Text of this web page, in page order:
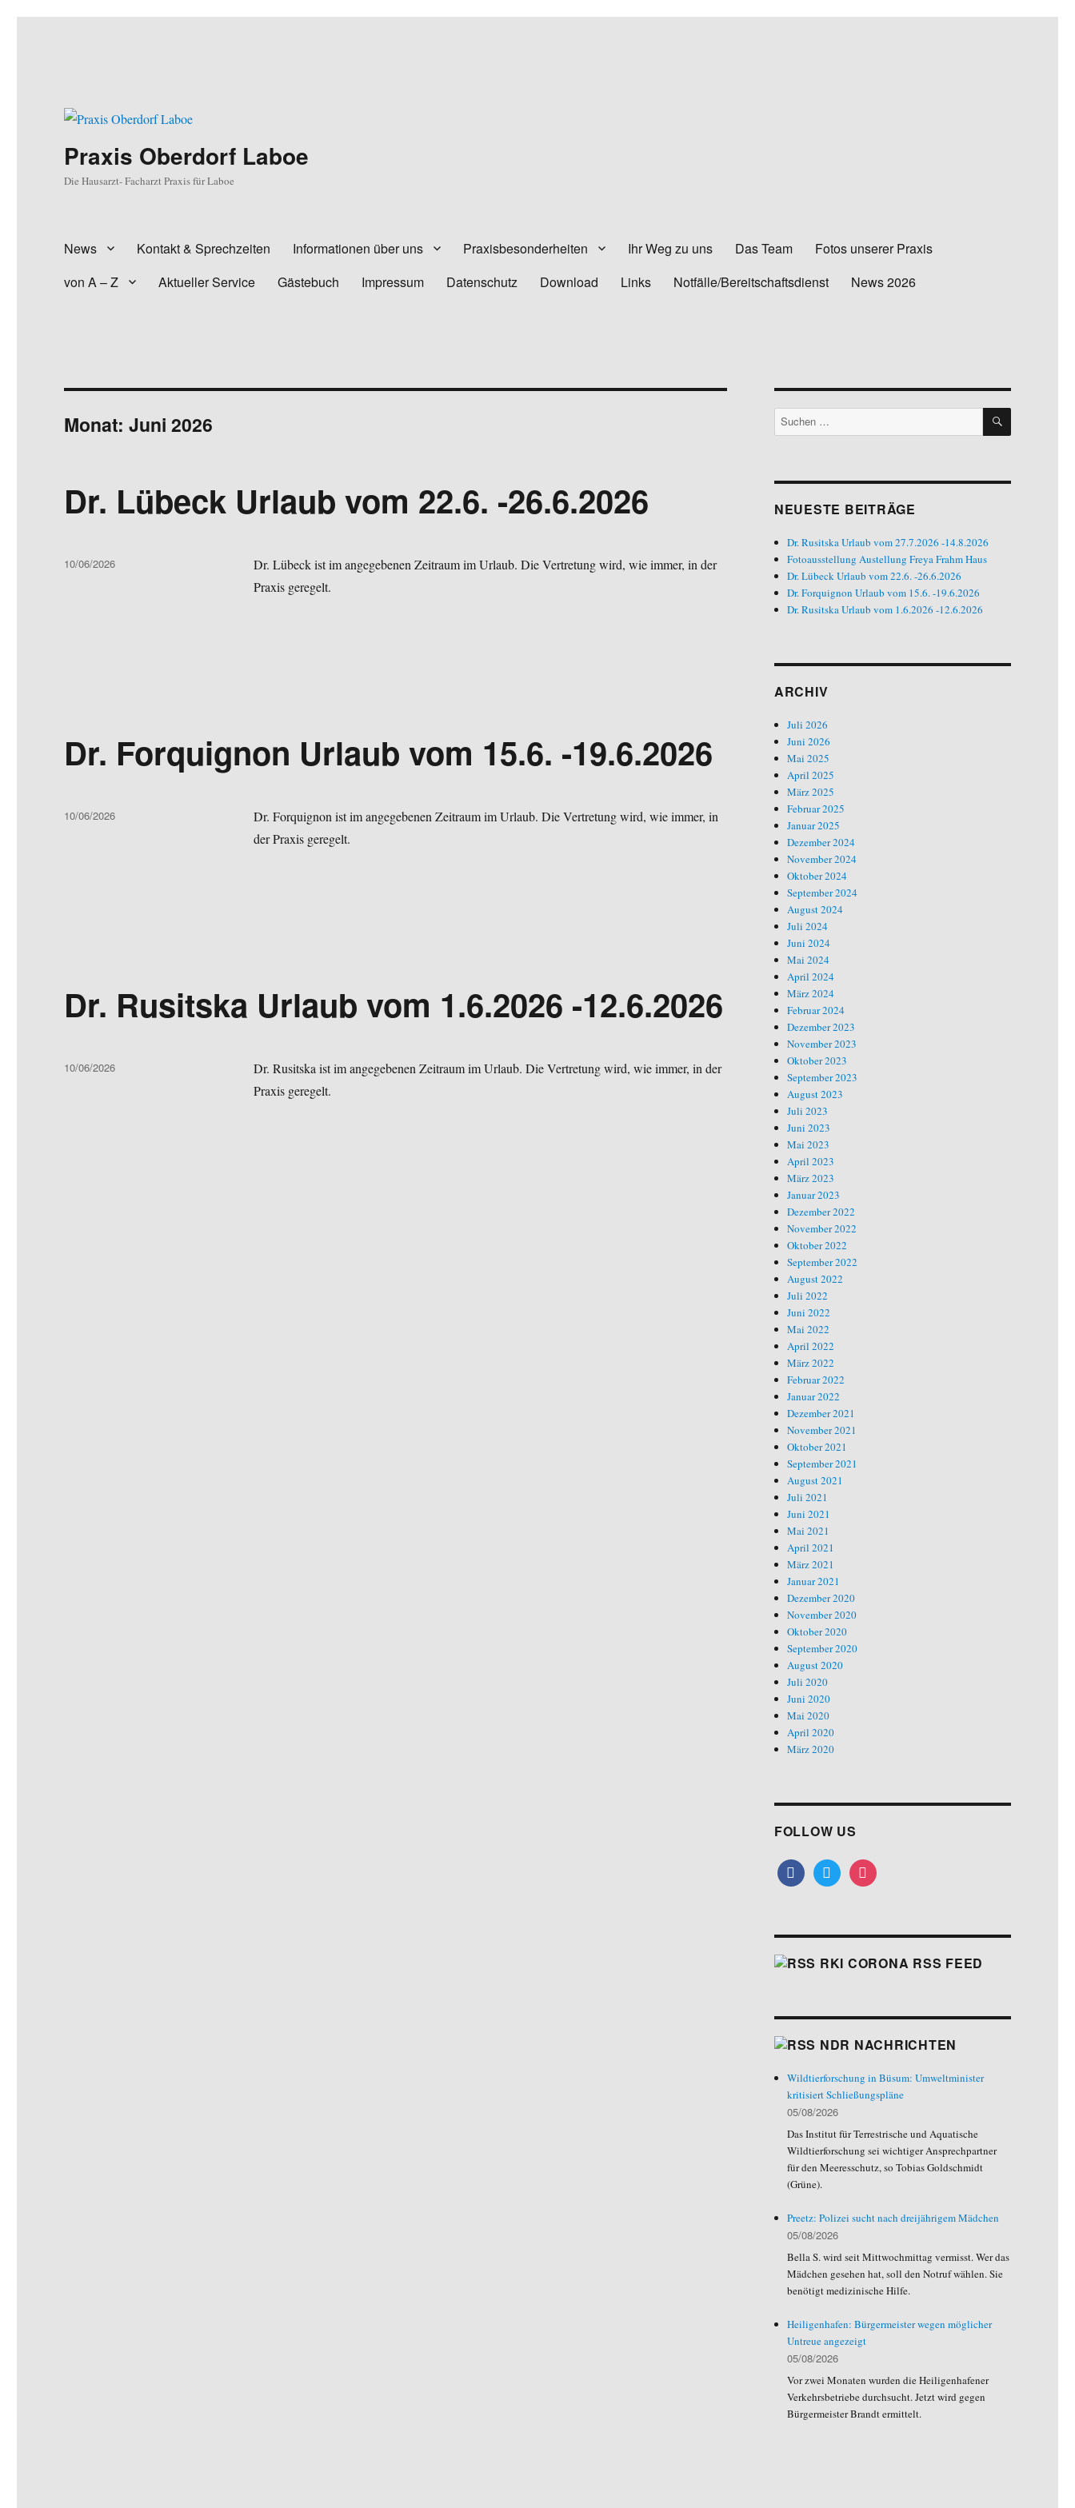
Praxis Oberdorf Laboe
Die Hausarzt- Facharzt Praxis für Laboe
News Kontakt & Sprechzeiten Informationen über uns Praxisbesonderheiten Ihr Weg zu uns Das Team
Fotos unserer Praxis
von A – Z
Aktueller Service Gästebuch Impressum Datenschutz Download Links Notfälle/Bereitschaftsdienst News 2026
Monat:Juni 2026
Dr. Lübeck Urlaub vom 22.6. -26.6.2026
Dr. Lübeck ist im angegebenen Zeitraum im Urlaub. Die Vertretung wird, wie immer, in der
Praxis geregelt.
Veröffentlicht
10/06/2026
Dr. Forquignon Urlaub vom 15.6. -19.6.2026
Dr. Forquignon ist im angegebenen Zeitraum im Urlaub. Die Vertretung wird, wie immer, in
der Praxis geregelt.
Veröffentlicht
10/06/2026
Dr. Rusitska Urlaub vom 1.6.2026 -12.6.2026
Dr. Rusitska ist im angegebenen Zeitraum im Urlaub. Die Vertretung wird, wie immer, in der
Praxis geregelt.
Veröffentlicht
10/06/2026
Suchen
nach:
SUCHEN
NEUESTE BEITRÄGE
Dr. Rusitska Urlaub vom 27.7.2026 -14.8.2026
Fotoausstellung Austellung Freya Frahm Haus
Dr. Lübeck Urlaub vom 22.6. -26.6.2026
Dr. Forquignon Urlaub vom 15.6. -19.6.2026
Dr. Rusitska Urlaub vom 1.6.2026 -12.6.2026
ARCHIV
Juli 2026
Juni 2026
Mai 2025
April 2025
März 2025
Februar 2025
Januar 2025
Dezember 2024
November 2024
Oktober 2024
September 2024
August 2024
Juli 2024
Juni 2024
Mai 2024
April 2024
März 2024
Februar 2024
Dezember 2023
November 2023
Oktober 2023
September 2023
August 2023
Juli 2023
Juni 2023
Mai 2023
April 2023
März 2023
Januar 2023
Dezember 2022
November 2022
Oktober 2022
September 2022
August 2022
Juli 2022
Juni 2022
Mai 2022
April 2022
März 2022
Februar 2022
Januar 2022
Dezember 2021
November 2021
Oktober 2021
September 2021
August 2021
Juli 2021
Juni 2021
Mai 2021
April 2021
März 2021
Januar 2021
Dezember 2020
November 2020
Oktober 2020
September 2020
August 2020
Juli 2020
Juni 2020
Mai 2020
April 2020
März 2020
FOLLOW US
facebooktwitter instagram
RKI CORONA RSS FEED
NDR NACHRICHTEN
Wildtierforschung in Büsum: Umweltminister
kritisiert Schließungspläne
05/08/2026
Das Institut für Terrestrische und Aquatische
Wildtierforschung sei wichtiger Ansprechpartner
für den Meeresschutz, so Tobias Goldschmidt
(Grüne).
Preetz: Polizei sucht nach dreijährigem Mädchen
05/08/2026
Bella S. wird seit Mittwochmittag vermisst. Wer das
Mädchen gesehen hat, soll den Notruf wählen. Sie
benötigt medizinische Hilfe.
Heiligenhafen: Bürgermeister wegen möglicher
Untreue angezeigt
05/08/2026
Vor zwei Monaten wurden die Heiligenhafener
Verkehrsbetriebe durchsucht. Jetzt wird gegen
Bürgermeister Brandt ermittelt.